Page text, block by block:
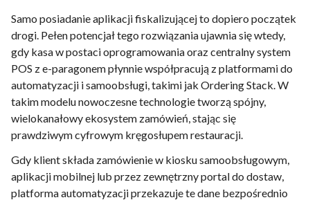
Samo posiadanie aplikacji fiskalizującej to dopiero początek
drogi. Pełen potencjał tego rozwiązania ujawnia się wtedy,
gdy kasa w postaci oprogramowania oraz centralny system
POS z e-paragonem płynnie współpracują z platformami do
automatyzacji i samoobsługi, takimi jak Ordering Stack. W
takim modelu nowoczesne technologie tworzą spójny,
wielokanałowy ekosystem zamówień, stając się
prawdziwym cyfrowym kręgosłupem restauracji.
Gdy klient składa zamówienie w kiosku samoobsługowym,
aplikacji mobilnej lub przez zewnętrzny portal do dostaw,
platforma automatyzacji przekazuje te dane bezpośrednio